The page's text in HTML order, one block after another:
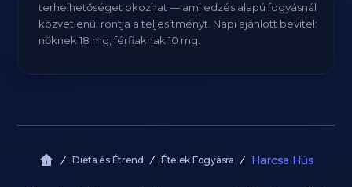
terhelhetőséget okozhat — ami edzés alapú fogyásnál
közvetlenül rontja a teljesítményt. Napi ajánlott bevitel:
nőknek 18 mg, férfiaknak 10 mg.
Diéta és Étrend Ételek Fogyásra Harcsa Hús